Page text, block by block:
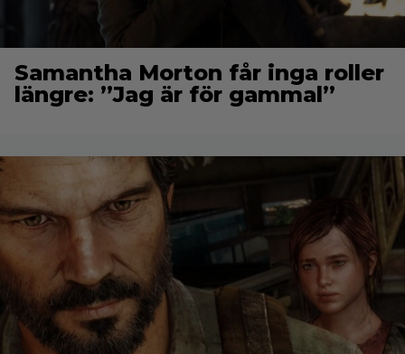
Samantha Morton får inga roller
längre: ”Jag är för gammal”